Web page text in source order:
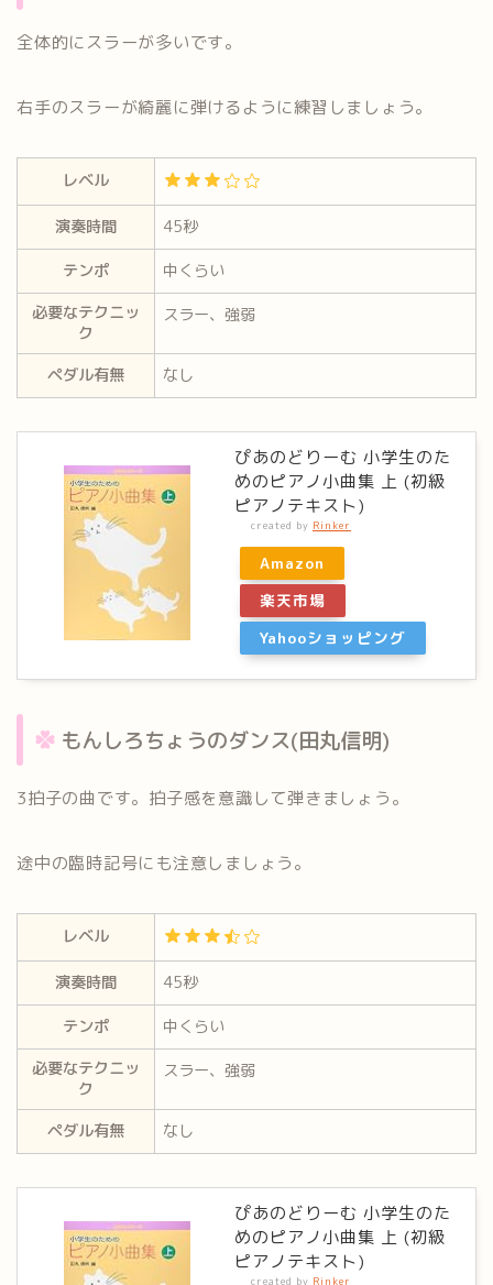
全体的にスラーが多いです。
右手のスラーが綺麗に弾けるように練習しましょう。
レベル
演奏時間
45秒
テンポ
中くらい
必要なテクニッ
ク
スラー、強弱
ペダル有無 なし
ぴあのどりーむ 小学生のた
めのピアノ小曲集 上 (初級
ピアノテキスト)
created by Rinker
Amazon
楽天市場
Yahooショッピング
もんしろちょうのダンス(田丸信明)
3拍子の曲です。拍子感を意識して弾きましょう。
途中の臨時記号にも注意しましょう。
レベル
演奏時間
45秒
テンポ
中くらい
必要なテクニッ
ク
スラー、強弱
ペダル有無 なし
ぴあのどりーむ 小学生のた
めのピアノ小曲集 上 (初級
ピアノテキスト)
created by Rinker